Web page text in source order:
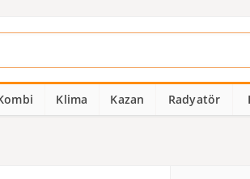
Klima Kazan Radyatör